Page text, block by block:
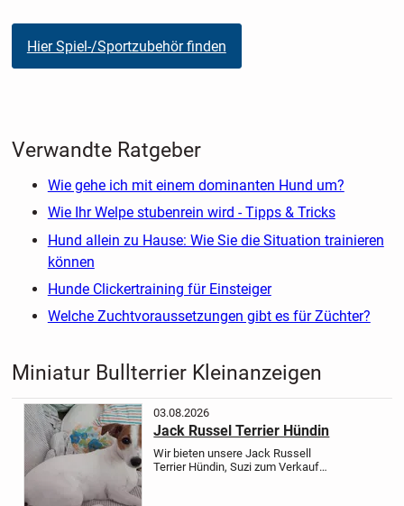
Hier Spiel-/Sportzubehör finden
Verwandte Ratgeber
Wie gehe ich mit einem dominanten Hund um?
Wie Ihr Welpe stubenrein wird - Tipps & Tricks
Hund allein zu Hause: Wie Sie die Situation trainieren
können
Hunde Clickertraining für Einsteiger
Welche Zuchtvoraussetzungen gibt es für Züchter?
Miniatur Bullterrier Kleinanzeigen
03.08.2026
Jack Russel Terrier Hündin
Wir bieten unsere Jack Russell
Terrier Hündin, Suzi zum Verkauf